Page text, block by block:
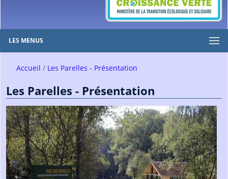
LES MENUS
Accueil Les Parelles - Présentation
Les Parelles - Présentation